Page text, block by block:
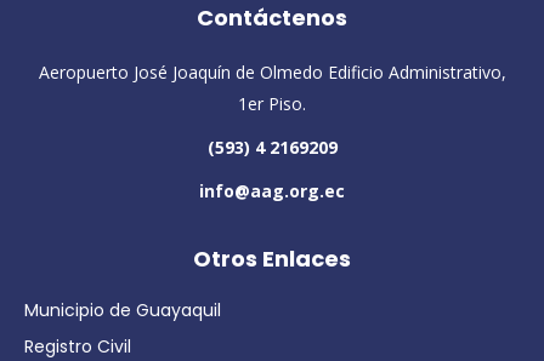
Contáctenos
Aeropuerto José Joaquín de Olmedo Edificio Administrativo,
1er Piso.
(593) 4 2169209
info@aag.org.ec
Otros Enlaces
Municipio de Guayaquil
Registro Civil